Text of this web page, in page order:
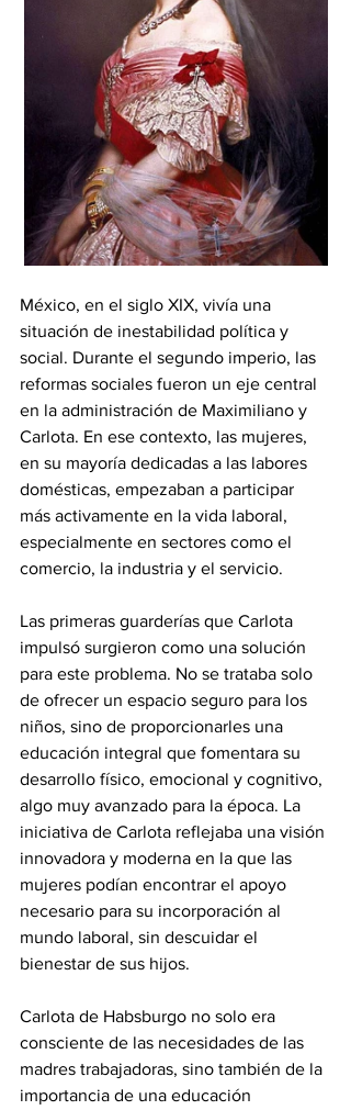
México, en el siglo XIX, vivía una
situación de inestabilidad política y
social. Durante el segundo imperio, las
reformas sociales fueron un eje central
en la administración de Maximiliano y
Carlota. En ese contexto, las mujeres,
en su mayoría dedicadas a las labores
domésticas, empezaban a participar
más activamente en la vida laboral,
especialmente en sectores como el
comercio, la industria y el servicio.
Las primeras guarderías que Carlota
impulsó surgieron como una solución
para este problema. No se trataba solo
de ofrecer un espacio seguro para los
niños, sino de proporcionarles una
educación integral que fomentara su
desarrollo físico, emocional y cognitivo,
algo muy avanzado para la época. La
iniciativa de Carlota reflejaba una visión
innovadora y moderna en la que las
mujeres podían encontrar el apoyo
necesario para su incorporación al
mundo laboral, sin descuidar el
bienestar de sus hijos.
Carlota de Habsburgo no solo era
consciente de las necesidades de las
madres trabajadoras, sino también de la
importancia de una educación